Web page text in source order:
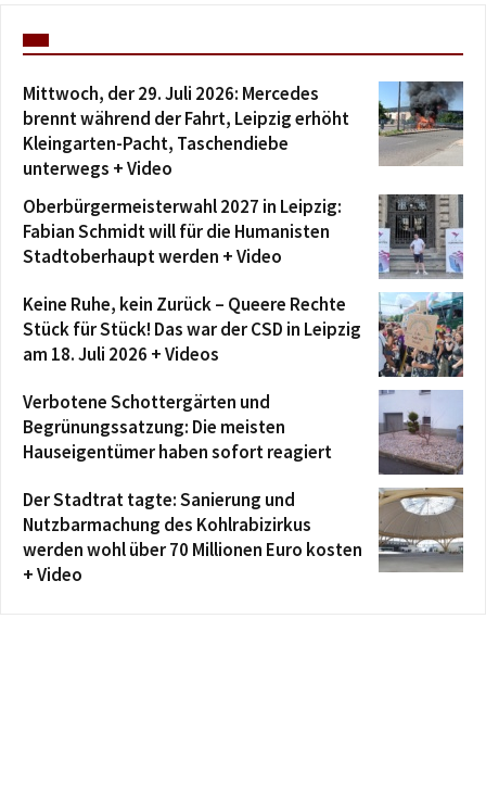
Mittwoch, der 29. Juli 2026: Mercedes
brennt während der Fahrt, Leipzig erhöht
Kleingarten-Pacht, Taschendiebe
unterwegs + Video
Oberbürgermeisterwahl 2027 in Leipzig:
Fabian Schmidt will für die Humanisten
Stadtoberhaupt werden + Video
Keine Ruhe, kein Zurück – Queere Rechte
Stück für Stück! Das war der CSD in Leipzig
am 18. Juli 2026 + Videos
Verbotene Schottergärten und
Begrünungssatzung: Die meisten
Hauseigentümer haben sofort reagiert
Der Stadtrat tagte: Sanierung und
Nutzbarmachung des Kohlrabizirkus
werden wohl über 70 Millionen Euro kosten
+ Video